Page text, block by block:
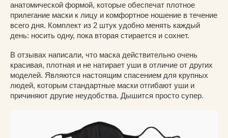
анатомической формой, которые обеспечат плотное
прилегание маски к лицу и комфортное ношение в течение
всего дня. Комплект из 2 штук удобно менять каждый
день: носить одну, пока вторая стирается и сохнет.
В отзывах написали, что маска действительно очень
красивая, плотная и не натирает уши в отличие от других
моделей. Являются настоящим спасением для крупных
людей, которым стандартные маски отгибают уши и
причиняют другие неудобства. Дышится просто супер.